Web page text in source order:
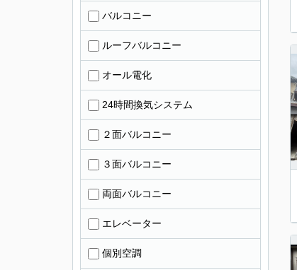
バルコニー
ルーフバルコニー
オール電化
24時間換気システム
２面バルコニー
３面バルコニー
両面バルコニー
エレベーター
個別空調